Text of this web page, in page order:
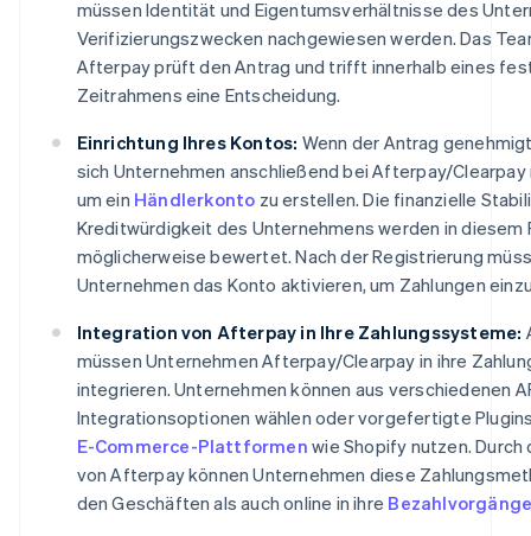
müssen Identität und Eigentumsverhältnisse des
Verifizierungszwecken nachgewiesen werden. Das
Afterpay prüft den Antrag und trifft innerhalb eines
Zeitrahmens eine Entscheidung.
Einrichtung Ihres Kontos: Wenn der Antrag
sich Unternehmen anschließend bei Afterpay/
um ein Händlerkonto zu erstellen. Die finanzielle
Kreditwürdigkeit des Unternehmens werden in diesem
möglicherweise bewertet. Nach der Registrierung
Unternehmen das Konto aktivieren, um Zahlungen
Integration von Afterpay in Ihre Zahlungssysteme:
müssen Unternehmen Afterpay/Clearpay in ihre
integrieren. Unternehmen können aus verschiedenen
Integrationsoptionen wählen oder vorgefertigte
E-Commerce-Plattformen wie Shopify nutzen.
von Afterpay können Unternehmen diese
den Geschäften als auch online in ihre